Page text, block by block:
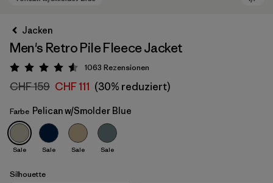
Pelican w/Smolder Blue
Jacken
Men's Retro Pile Fleece Jacket
Bewertung: 4.5 / 5
1063 Rezensionen
CHF 159 CHF 111 (30% reduziert)
Farbe Pelican w/Smolder Blue
Sale Sale Sale Sale
Silhouette